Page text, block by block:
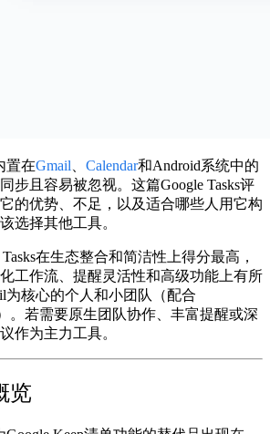
置在Gmail Calendar和Android系统中的
步且容易被忽视。这篇Google Tasks评
的优势、不足，以及适合哪些人用它构
选择其他工具。
Tasks在生态整合和简洁性上得分最高，
工作流、提醒灵活性和高级功能上有所
为核心的个人和小团队（配合
。若需要原生团队协作、丰富提醒或深
作为主力工具。
览